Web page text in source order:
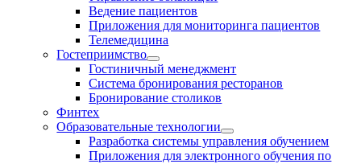
Ведение пациентов
Приложения для мониторинга пациентов
Телемедицина
Гостеприимство
Гостиничный менеджмент
Система бронирования ресторанов
Бронирование столиков
Финтех
Образовательные технологии
Разработка системы управления обучением
Приложения для электронного обучения по